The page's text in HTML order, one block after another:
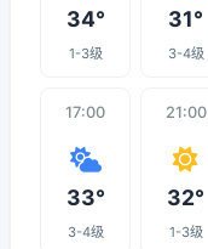
34°
1-3级
31°
3-4级
17:00
33°
3-4级
21:00
32°
1-3级